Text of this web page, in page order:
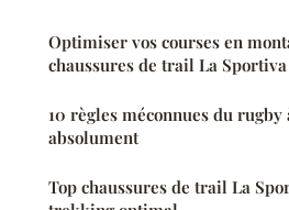
Optimiser vos courses en
chaussures de trail La Sportiva
10 règles méconnues du
absolument
Top chaussures de trail La